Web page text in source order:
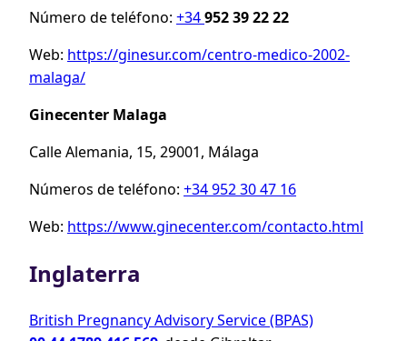
Número de teléfono: +34952 39 22 22
Web: https://ginesur.com/centro-medico-2002-
malaga/
Ginecenter Malaga
Calle Alemania, 15, 29001, Málaga
Números de teléfono: +34 952 30 47 16
Web: https://www.ginecenter.com/contacto.html
Inglaterra
British Pregnancy Advisory Service (BPAS)